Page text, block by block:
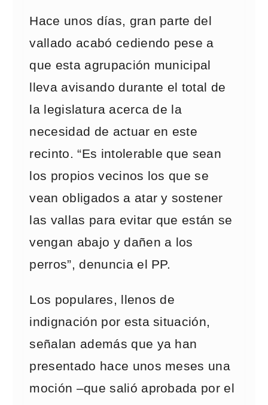
Hace unos días, gran parte del
vallado acabó cediendo pese a
que esta agrupación municipal
lleva avisando durante el total de
la legislatura acerca de la
necesidad de actuar en este
recinto. “Es intolerable que sean
los propios vecinos los que se
vean obligados a atar y sostener
las vallas para evitar que están se
vengan abajo y dañen a los
perros”, denuncia el PP.
Los populares, llenos de
indignación por esta situación,
señalan además que ya han
presentado hace unos meses una
moción –que salió aprobada por el